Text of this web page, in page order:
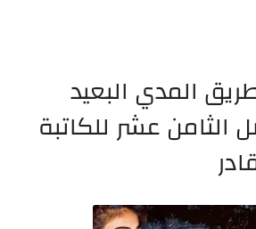
المدي البعيد
الثامن عشر للكاتبة